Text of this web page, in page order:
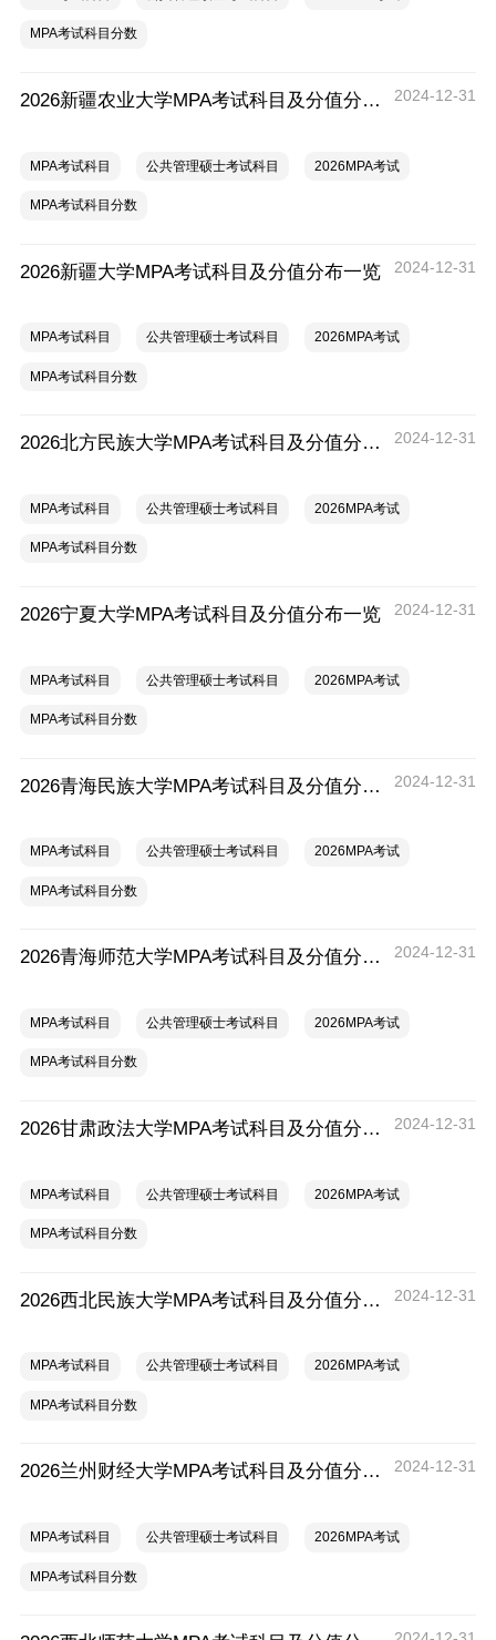
MPA考试科目分数
2026新疆农业大学MPA考试科目及分值分布一览 2024-12-31
MPA考试科目 公共管理硕士考试科目 2026MPA考试
MPA考试科目分数
2026新疆大学MPA考试科目及分值分布一览 2024-12-31
MPA考试科目 公共管理硕士考试科目 2026MPA考试
MPA考试科目分数
2026北方民族大学MPA考试科目及分值分布一览 2024-12-31
MPA考试科目 公共管理硕士考试科目 2026MPA考试
MPA考试科目分数
2026宁夏大学MPA考试科目及分值分布一览 2024-12-31
MPA考试科目 公共管理硕士考试科目 2026MPA考试
MPA考试科目分数
2026青海民族大学MPA考试科目及分值分布一览 2024-12-31
MPA考试科目 公共管理硕士考试科目 2026MPA考试
MPA考试科目分数
2026青海师范大学MPA考试科目及分值分布一览 2024-12-31
MPA考试科目 公共管理硕士考试科目 2026MPA考试
MPA考试科目分数
2026甘肃政法大学MPA考试科目及分值分布一览 2024-12-31
MPA考试科目 公共管理硕士考试科目 2026MPA考试
MPA考试科目分数
2026西北民族大学MPA考试科目及分值分布一览 2024-12-31
MPA考试科目 公共管理硕士考试科目 2026MPA考试
MPA考试科目分数
2026兰州财经大学MPA考试科目及分值分布一览 2024-12-31
MPA考试科目 公共管理硕士考试科目 2026MPA考试
MPA考试科目分数